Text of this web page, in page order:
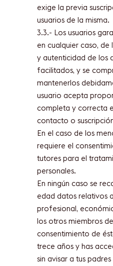
exige la previa
usuarios de la misma.
3.3.- Los usuarios
en cualquier caso,
y autenticidad de los
facilitados, y se
mantenerlos
usuario acepta
completa y correcta
contacto o
En el caso de los
requiere el
tutores para el
personales.
En ningún caso se
edad datos relativos
profesional,
los otros miembros
consentimiento de
trece años y has
sin avisar a tus